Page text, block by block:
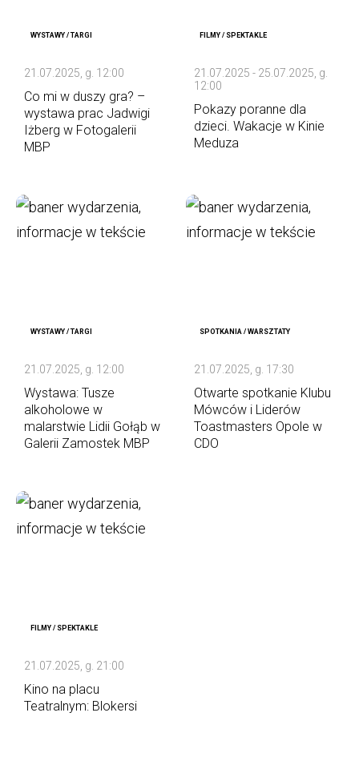
WYSTAWY / TARGI
21.07.2025, g. 12:00
Co mi w duszy gra? –
wystawa prac Jadwigi
Iżberg w Fotogalerii
MBP
FILMY / SPEKTAKLE
21.07.2025 - 25.07.2025, g.
12:00
Pokazy poranne dla
dzieci. Wakacje w Kinie
Meduza
WYSTAWY / TARGI
21.07.2025, g. 12:00
Wystawa: Tusze
alkoholowe w
malarstwie Lidii Gołąb w
Galerii Zamostek MBP
SPOTKANIA / WARSZTATY
21.07.2025, g. 17:30
Otwarte spotkanie Klubu
Mówców i Liderów
Toastmasters Opole w
CDO
FILMY / SPEKTAKLE
21.07.2025, g. 21:00
Kino na placu
Teatralnym: Blokersi